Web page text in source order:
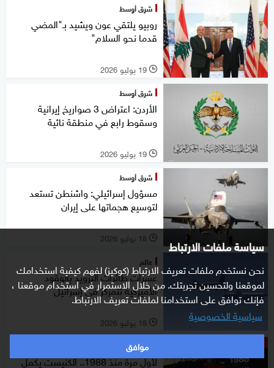
سياسة ملفات الارتباط
نحن نستخدم ملفات تعريف الارتباط (كوكيز) لفهم كيفية استخدامك
لموقعنا ولتحسين تجربتك. من خلال الاستمرار في استخدام موقعنا ،
فإنك توافق على استخدامنا لملفات تعريف الارتباط.
سياسية الخصوصية
موافق
شرق أوسط
روبيو يلتقي عون ويشيد بـ"المضي
قدما نحو السلام"
l 19 يوليو 2026
شرق أوسط
الأردن: اعتراض 3 صواريخ إيرانية
وسقوط رابع في منطقة نائية
l 19 يوليو 2026
شرق أوسط
مسؤول إسرائيلي: واشنطن تستعد
لتوسيع هجماتها على إيران
l 18 يوليو 2026
عالم
عشرات طائرات التزويد بالوقود
الأميركية تتمركز في إسرائيل
l 18 يوليو 2026
ستوديوone مع فضيلة
لأول مرة منذ 1988.. الكنيست يكمل